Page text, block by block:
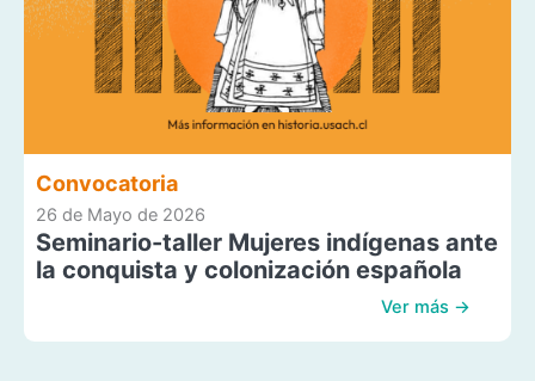
Convocatoria
26 de Mayo de 2026
Seminario-taller Mujeres indígenas ante
la conquista y colonización española
Ver más →